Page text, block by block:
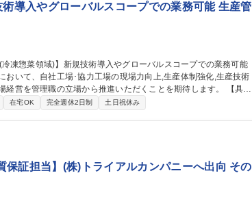
術導入やグローバルスコープでの業務可能 生産管
おいて、自社工場･協力工場の現場力向上,生産体制強化,生産技術
を管理職の立場から推進いただくことを期待します。 【具体
作業平準の立案～更新 ■自社工場･協力工場を含めた安全･品質面
募集職種 ■【生産技術(冷凍惣菜領域)】
在宅OK 完全週休2日制 土日祝休み
保証担当】(株)トライアルカンパニーへ出向 その